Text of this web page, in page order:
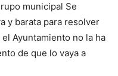
municipal Se
y barata para resolver
Ayuntamiento no la ha
de que lo vaya a